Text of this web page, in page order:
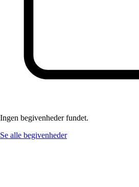
Ingen begivenheder fundet.
Se alle begivenheder